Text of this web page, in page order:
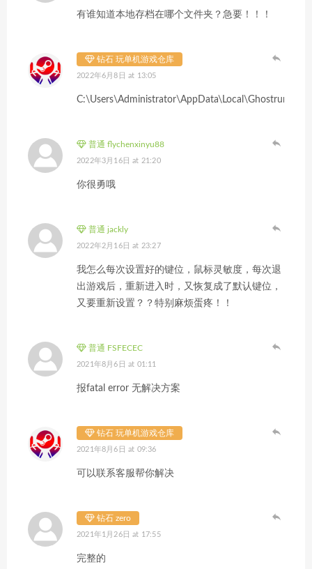
有谁知道本地存档在哪个文件夹？急要！！！
钻石 玩单机游戏仓库
2022年6月8日 at 13:05
普通 flychenxinyu88
2022年3月16日 at 21:20
你很勇哦
普通 jackly
2022年2月16日 at 23:27
我怎么每次设置好的键位，鼠标灵敏度，每次退
出游戏后，重新进入时，又恢复成了默认键位，
又要重新设置？？特别麻烦蛋疼！！
普通 FSFECEC
2021年8月6日 at 01:11
报fatal error 无解决方案
钻石 玩单机游戏仓库
2021年8月6日 at 09:36
可以联系客服帮你解决
钻石 zero
2021年1月26日 at 17:55
完整的